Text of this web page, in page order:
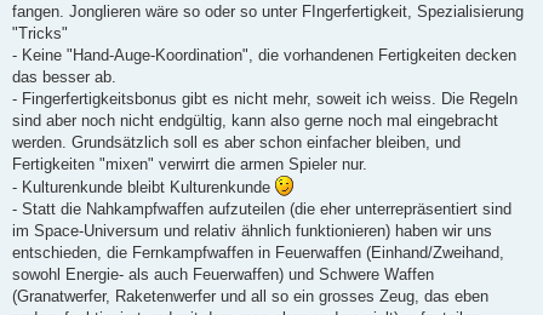
fangen. Jonglieren wäre so oder so unter FIngerfertigkeit, Spezialisierung
"Tricks"
- Keine "Hand-Auge-Koordination", die vorhandenen Fertigkeiten decken
das besser ab.
- Fingerfertigkeitsbonus gibt es nicht mehr, soweit ich weiss. Die Regeln
sind aber noch nicht endgültig, kann also gerne noch mal eingebracht
werden. Grundsätzlich soll es aber schon einfacher bleiben, und
Fertigkeiten "mixen" verwirrt die armen Spieler nur.
- Kulturenkunde bleibt Kulturenkunde
- Statt die Nahkampfwaffen aufzuteilen (die eher unterrepräsentiert sind
im Space-Universum und relativ ähnlich funktionieren) haben wir uns
entschieden, die Fernkampfwaffen in Feuerwaffen (Einhand/Zweihand,
sowohl Energie- als auch Feuerwaffen) und Schwere Waffen
(Granatwerfer, Raketenwerfer und all so ein grosses Zeug, das eben